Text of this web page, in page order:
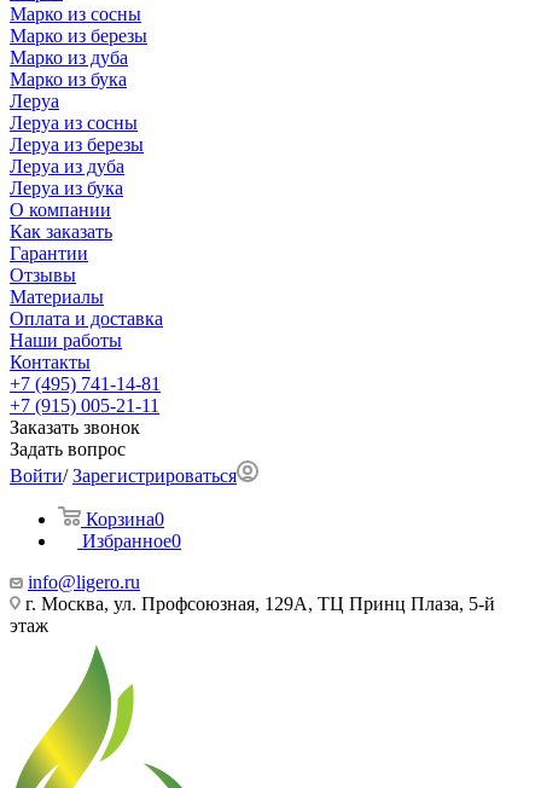
Марко из сосны
Марко из березы
Марко из дуба
Марко из бука
Леруа
Леруа из сосны
Леруа из березы
Леруа из дуба
Леруа из бука
О компании
Как заказать
Гарантии
Отзывы
Материалы
Оплата и доставка
Наши работы
Контакты
+7 (495) 741-14-81
+7 (915) 005-21-11
Заказать звонок
Задать вопрос
Войти/Зарегистрироваться
Корзина0
Избранное0
info@ligero.ru
г. Москва, ул. Профсоюзная, 129А, ТЦ Принц Плаза, 5-й
этаж